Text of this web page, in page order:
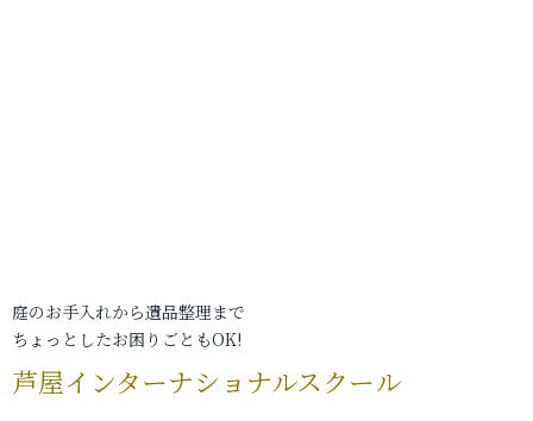
庭のお手入れから遺品整理まで
ちょっとしたお困りごともOK!
芦屋インターナショナルスクール